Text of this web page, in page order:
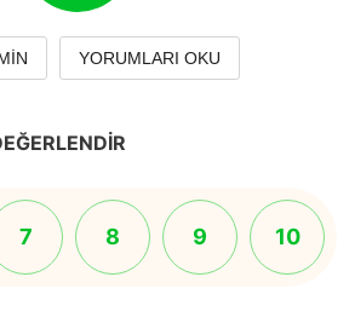
YORUMLARI OKU
7 8 9 10